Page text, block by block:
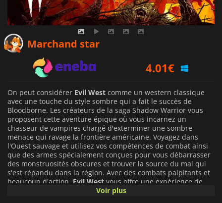
Marchand star
4.01€
4.99€
On peut considérer Evil West comme un western classique
avec une touche du style sombre qui a fait le succès de
Bloodborne. Les créateurs de la saga Shadow Warrior vous
proposent cette aventure épique où vous incarnez un
chasseur de vampires chargé d'exterminer une sombre
menace qui ravage la frontière américaine. Voyagez dans
l'Ouest sauvage et utilisez vos compétences de combat ainsi
que des armes spécialement conçues pour vous débarrasser
des monstruosités obscures et trouver la source du mal qui
s'est répandu dans la région. Avec des combats palpitants et
beaucoup d'action, Evil West vous offre une expérience de
combat contre des monstres sans précédent et allie les
Voir plus